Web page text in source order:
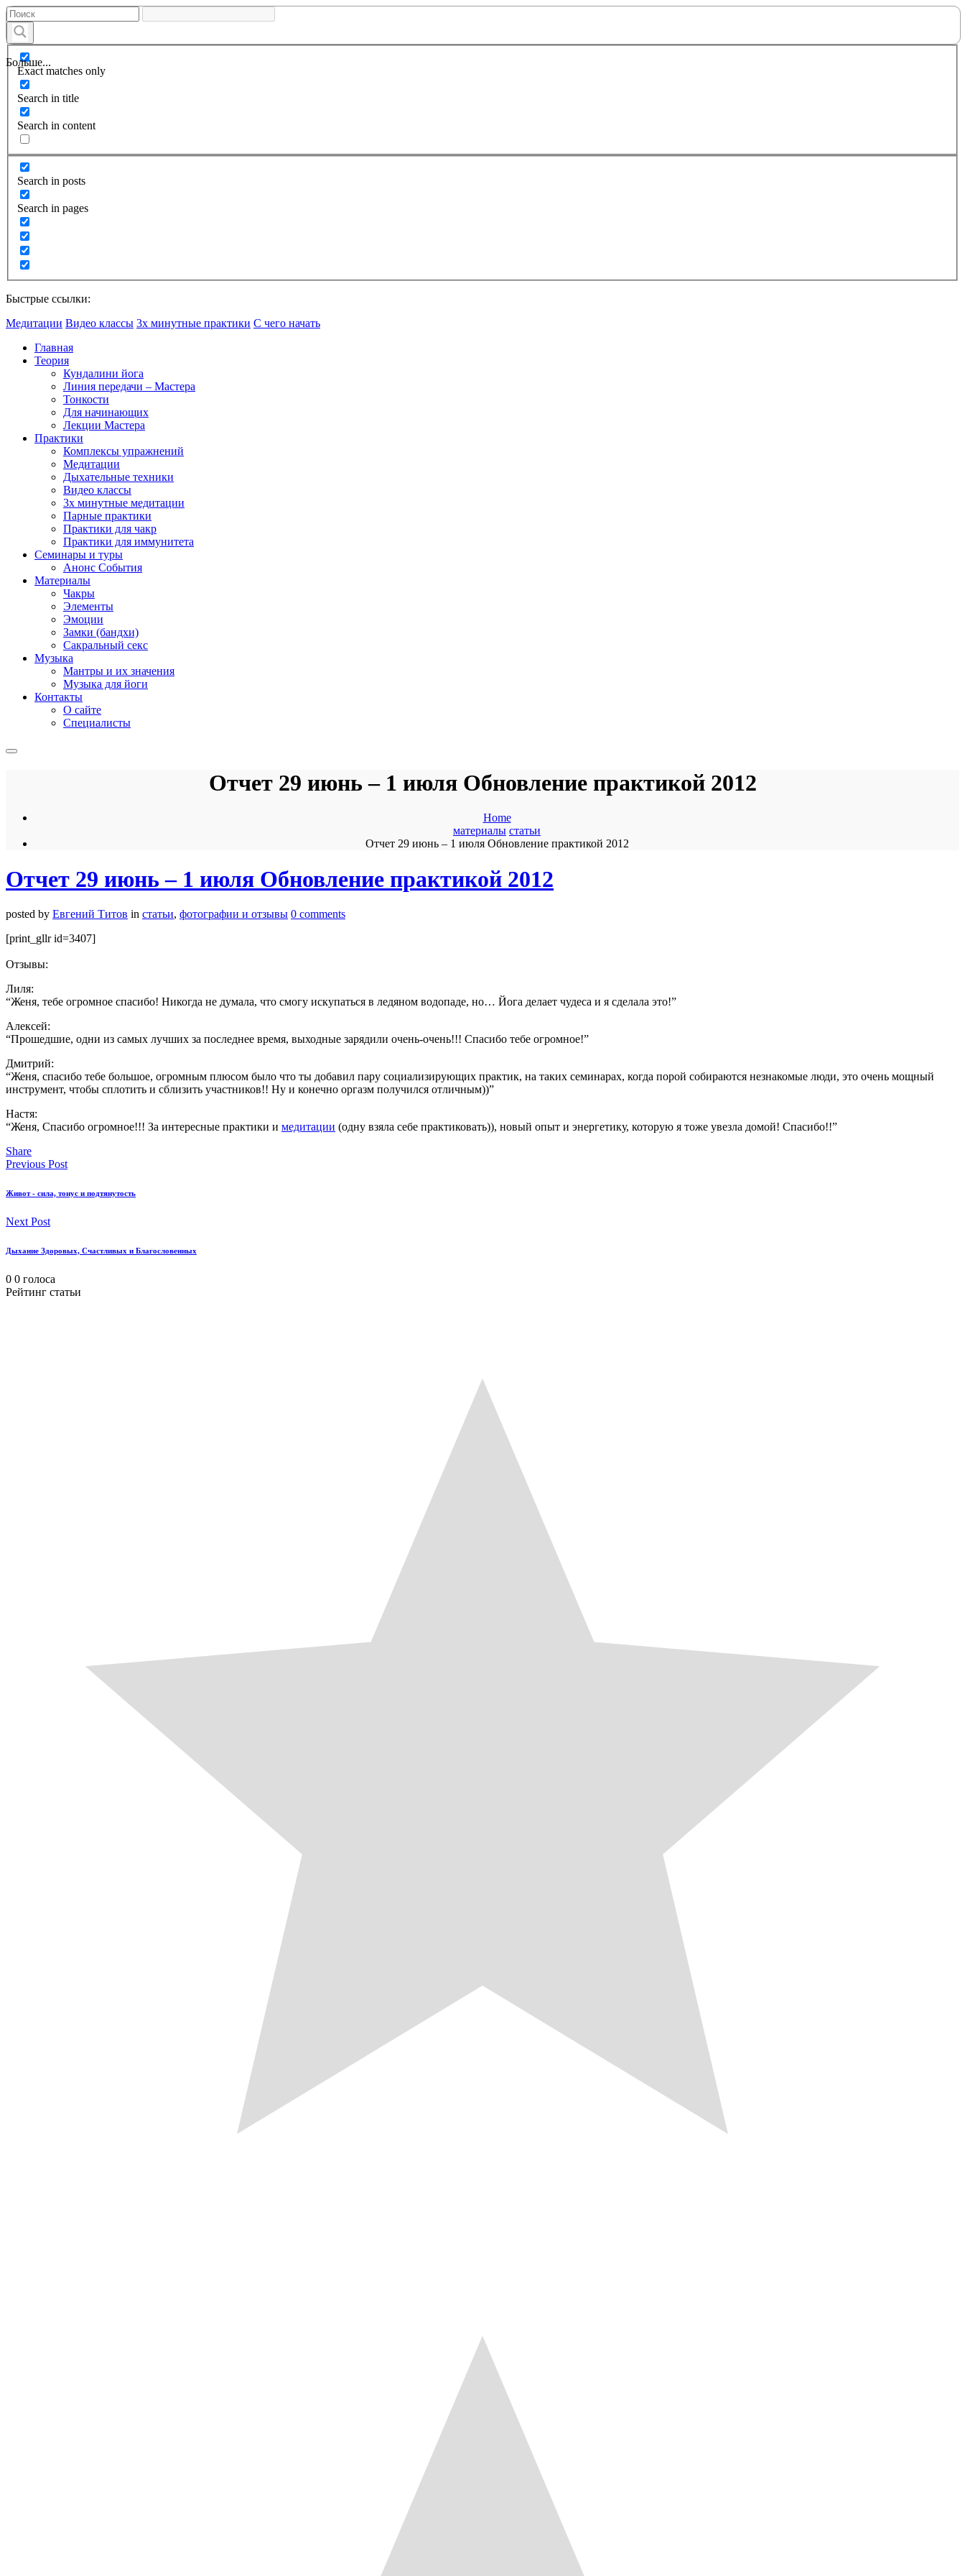
Больше...
Exact matches only
Search in title
Search in content
Search in posts
Search in pages
Быстрые ссылки:
Медитации Видео классы 3х минутные практики С чего начать
Главная
Теория
Кундалини йога
Линия передачи – Мастера
Тонкости
Для начинающих
Лекции Мастера
Практики
Комплексы упражнений
Медитации
Дыхательные техники
Видео классы
3х минутные медитации
Парные практики
Практики для чакр
Практики для иммунитета
Семинары и туры
Анонс События
Материалы
Чакры
Элементы
Эмоции
Замки (бандхи)
Сакральный секс
Музыка
Мантры и их значения
Музыка для йоги
Контакты
О сайте
Специалисты
Отчет 29 июнь – 1 июля Обновление практикой 2012
Home
материалы статьи
Отчет 29 июнь – 1 июля Обновление практикой 2012
Отчет 29 июнь – 1 июля Обновление практикой 2012
posted by Евгений Титов in статьи, фотографии и отзывы 0 comments
[print_gllr id=3407]
Отзывы:
Лиля:
“Женя, тебе огромное спасибо! Никогда не думала, что смогу искупаться в ледяном водопаде, но… Йога делает чудеса и я сделала это!”
Алексей:
“Прошедшие, одни из самых лучших за последнее время, выходные зарядили очень-очень!!! Спасибо тебе огромное!”
Дмитрий:
“Женя, спасибо тебе большое, огромным плюсом было что ты добавил пару социализирующих практик, на таких семинарах, когда порой собираются незнакомые люди, это очень мощный
инструмент, чтобы сплотить и сблизить участников!! Ну и конечно оргазм получился отличным))”
Настя:
“Женя, Спасибо огромное!!! За интересные практики и медитации (одну взяла себе практиковать)), новый опыт и энергетику, которую я тоже увезла домой! Спасибо!!”
Share
Previous Post
Живот - сила, тонус и подтянутость
Next Post
Дыхание Здоровых, Счастливых и Благословенных
0 0 голоса
Рейтинг статьи